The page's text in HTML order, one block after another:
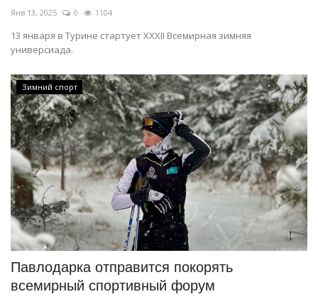
Янв 13, 2025 0 1104
13 января в Турине стартует ХХХІІ Всемирная зимняя
универсиада.
Зимний спорт
Павлодарка отправится покорять
всемирный спортивный форум